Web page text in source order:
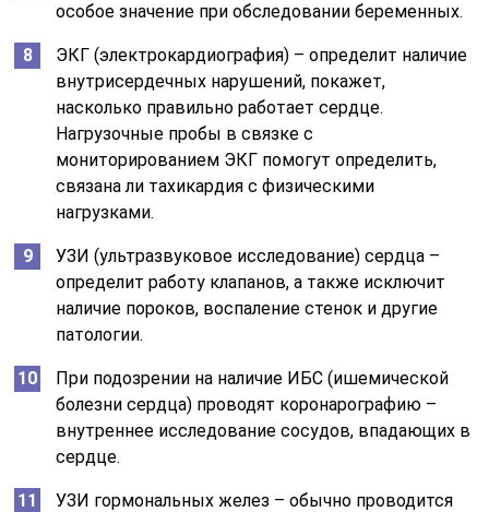
особое значение при обследовании беременных.
ЭКГ (электрокардиография) – определит наличие
внутрисердечных нарушений, покажет,
насколько правильно работает сердце.
Нагрузочные пробы в связке с
мониторированием ЭКГ помогут определить,
связана ли тахикардия с физическими
нагрузками.
УЗИ (ультразвуковое исследование) сердца –
определит работу клапанов, а также исключит
наличие пороков, воспаление стенок и другие
патологии.
При подозрении на наличие ИБС (ишемической
болезни сердца) проводят коронарографию –
внутреннее исследование сосудов, впадающих в
сердце.
УЗИ гормональных желез – обычно проводится